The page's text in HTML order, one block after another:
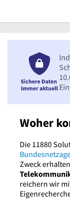
Woher
Die 11880
Zweck
reichern wir